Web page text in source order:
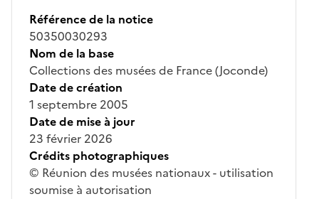
Référence de la notice
50350030293
Nom de la base
Collections des musées de France (Joconde)
Date de création
1 septembre 2005
Date de mise à jour
23 février 2026
Crédits photographiques
© Réunion des musées nationaux - utilisation
soumise à autorisation